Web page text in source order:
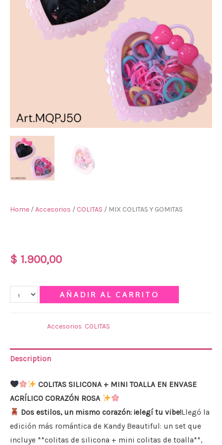
Home /Accesorios /COLITAS / MIX COLITAS Y GOMITAS
$ 1.900,00
AÑADIR AL CARRITO
Accesorios COLITAS
Description
COLITAS SILICONA + MINI TOALLA EN ENVASE
ACRÍLICO CORAZÓN ROSA
Dos estilos, un mismo corazón: ¡elegí tu vibe!Llegó la
edición más romántica de Kandy Beautiful: un set que
incluye **colitas de silicona + mini colitas de toalla**,